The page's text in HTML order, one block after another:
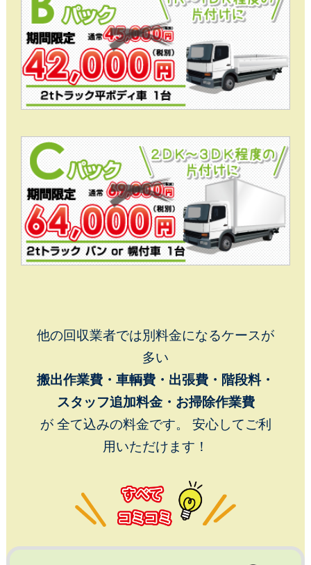
Bパックプラン
1R～1DK程度の片付けに
他の回収業者では別料金になるケースが
多い
搬出作業費・車輌費・出張費・階段料・
スタッフ追加料金・お掃除作業費
が 全て込みの料金です。 安心してご利
用いただけます！